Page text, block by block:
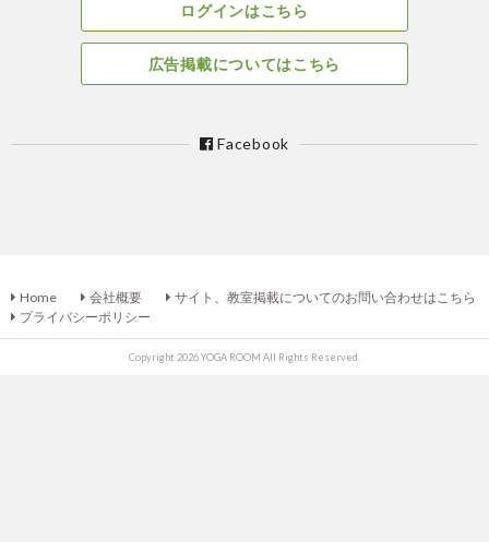
ログインはこちら
広告掲載についてはこちら
Facebook
Home 会社概要
サイト、教室掲載についてのお問い合わせはこちら
プライバシーポリシー
Copyright 2026 YOGA ROOM All Rights Reserved.